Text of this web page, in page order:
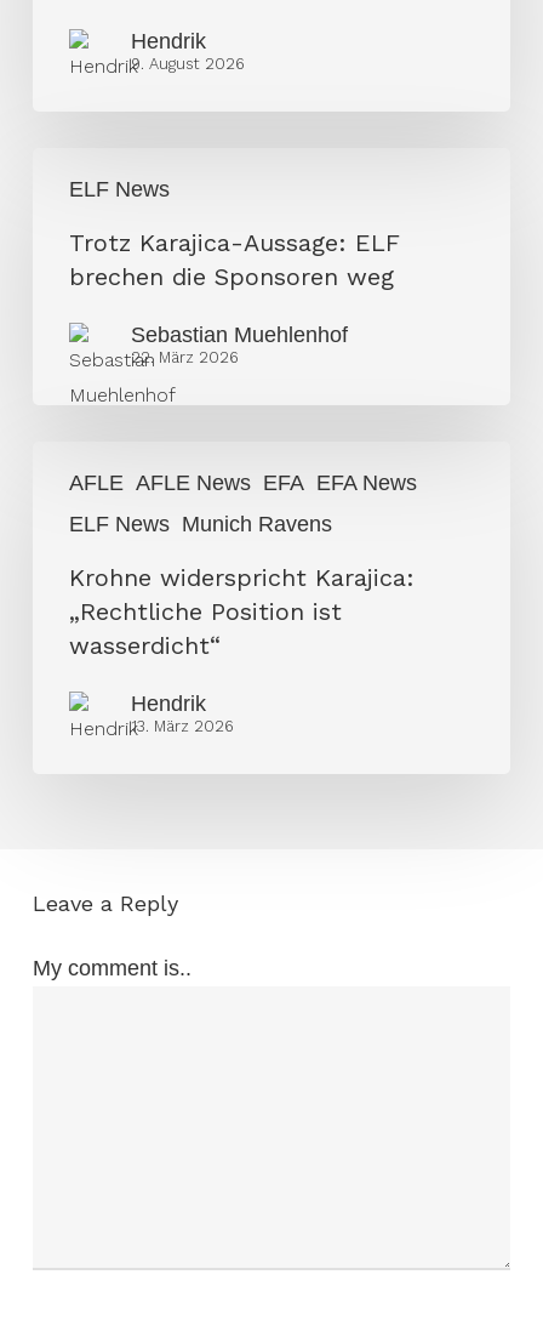
neuem
Hendrik
9. August 2026
ELF News
Karajica-
Aussage:
Trotz Karajica-Aussage: ELF
brechen die Sponsoren weg
Sebastian Muehlenhof
22. März 2026
AFLE AFLE News EFA EFA News
ELF News Munich Ravens
widerspricht
Karajica:
„Rechtliche
Position
Krohne widerspricht Karajica:
„Rechtliche Position ist
wasserdicht“
Hendrik
13. März 2026
Leave a Reply
My comment is..